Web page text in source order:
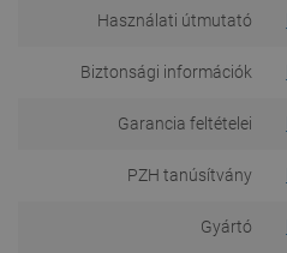
Használati útmutató
Biztonsági információk
Garancia feltételei
PZH tanúsítvány
Gyártó